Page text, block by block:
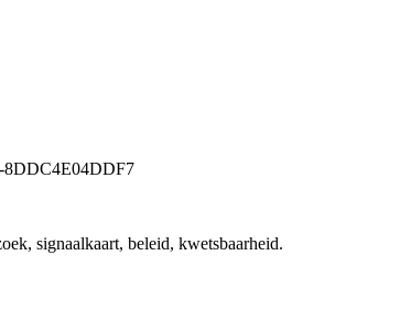
8DDC4E04DDF7
signaalkaart, beleid, kwetsbaarheid.